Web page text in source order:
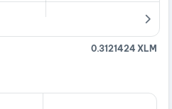
0.3121424 XLM